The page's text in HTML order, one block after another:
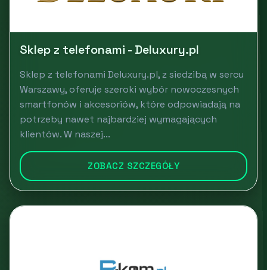
Sklep z telefonami - Deluxury.pl
Sklep z telefonami Deluxury.pl, z siedzibą w sercu
Warszawy, oferuje szeroki wybór nowoczesnych
smartfonów i akcesoriów, które odpowiadają na
potrzeby nawet najbardziej wymagających
klientów. W naszej...
ZOBACZ SZCZEGÓŁY